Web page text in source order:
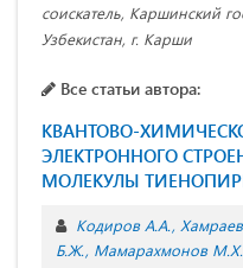
соискатель, Каршинский
Узбекистан, г. Карши
Все статьи автора:
КВАНТОВО-
ЭЛЕКТРОННОГО
МОЛЕКУЛЫ
Кодиров А.А.
Б.Ж. Мамарахмонов М.Х.